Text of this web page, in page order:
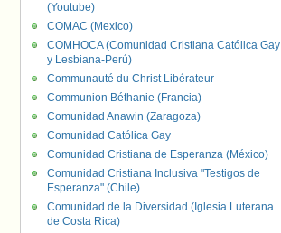
(Youtube)
COMAC (Mexico)
COMHOCA (Comunidad Cristiana Católica Gay
y Lesbiana-Perú)
Communauté du Christ Libérateur
Communion Béthanie (Francia)
Comunidad Anawin (Zaragoza)
Comunidad Católica Gay
Comunidad Cristiana de Esperanza (México)
Comunidad Cristiana Inclusiva "Testigos de
Esperanza" (Chile)
Comunidad de la Diversidad (Iglesia Luterana
de Costa Rica)